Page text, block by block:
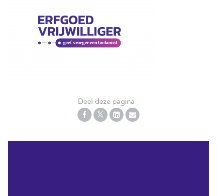
Deel deze pagina